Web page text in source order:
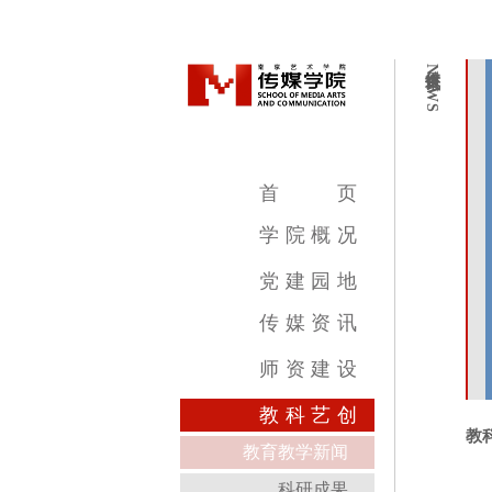
首
页
学 院 概 况
学院简介
学院领导
机构设置
教学设施
专业介绍
党 建 园 地
传 媒 资 讯
传媒新闻
传媒公告
传媒艺讯
师 资 建 设
广播电视编导专业
动画专业
数字媒体艺术专业
录音艺术专业
摄影专业
广告学专业
影视摄影与制作专业
基础部
教 科 艺 创
教育教学新闻
NEWS
教